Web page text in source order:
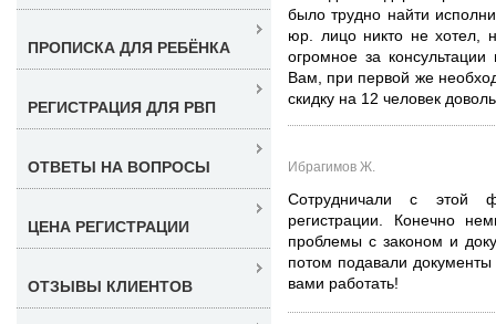
было трудно найти
юр. лицо никто не хотел,
огромное за
Вам, при первой же
скидку на 12 человек
Ибрагимов Ж.
Сотрудничали с этой
регистрации. Конечно
проблемы с законом и
потом подавали
вами работать!
ПРОПИСКА ДЛЯ РЕБЁНКА
РЕГИСТРАЦИЯ ДЛЯ РВП
ОТВЕТЫ НА ВОПРОСЫ
ЦЕНА РЕГИСТРАЦИИ
ОТЗЫВЫ КЛИЕНТОВ